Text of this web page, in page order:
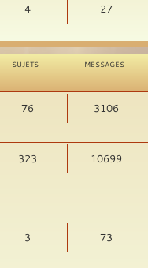
4 27
SUJETS MESSAGES
76 3106
323 10699
3 73